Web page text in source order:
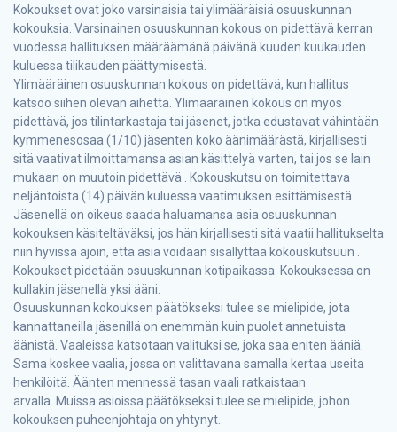
Kokoukset ovat joko varsinaisia tai ylimääräisiä osuuskunnan
kokouksia. Varsinainen osuuskunnan kokous on pidettävä kerran
vuodessa hallituksen määräämänä päivänä kuuden kuukauden
kuluessa tilikauden päättymisestä.
Ylimääräinen osuuskunnan kokous on pidettävä, kun hallitus
katsoo siihen olevan aihetta. Ylimääräinen kokous on myös
pidettävä, jos tilintarkastaja tai jäsenet, jotka edustavat vähintään
kymmenesosaa (1/10) jäsenten koko äänimäärästä, kirjallisesti
sitä vaativat ilmoittamansa asian käsittelyä varten, tai jos se lain
mukaan on muutoin pidettävä . Kokouskutsu on toimitettava
neljäntoista (14) päivän kuluessa vaatimuksen esittämisestä.
Jäsenellä on oikeus saada haluamansa asia osuuskunnan
kokouksen käsiteltäväksi, jos hän kirjallisesti sitä vaatii hallitukselta
niin hyvissä ajoin, että asia voidaan sisällyttää kokouskutsuun .
Kokoukset pidetään osuuskunnan kotipaikassa. Kokouksessa on
kullakin jäsenellä yksi ääni.
Osuuskunnan kokouksen päätökseksi tulee se mielipide, jota
kannattaneilla jäsenillä on enemmän kuin puolet annetuista
äänistä. Vaaleissa katsotaan valituksi se, joka saa eniten ääniä.
Sama koskee vaalia, jossa on valittavana samalla kertaa useita
henkilöitä. Äänten mennessä tasan vaali ratkaistaan
arvalla. Muissa asioissa päätökseksi tulee se mielipide, johon
kokouksen puheenjohtaja on yhtynyt.